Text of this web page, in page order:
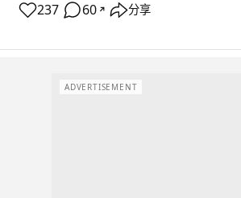
237 60 ↗ 分享
ADVERTISEMENT